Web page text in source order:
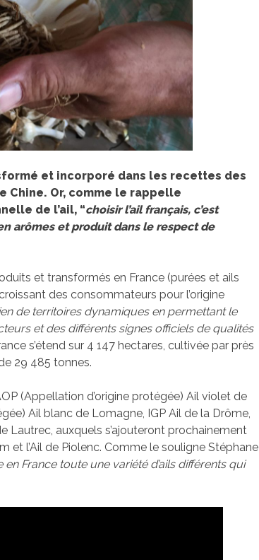
et incorporé dans les recettes des
Or, comme le rappelle
de l’ail, “choisir l’ail français, c’est
arômes et produit dans le respect de
et transformés en France (purées et ails
des consommateurs pour l’origine
de territoires dynamiques en permettant le
et des différents signes officiels de qualités
s’étend sur 4 147 hectares, cultivée par près
29 485 tonnes.
(Appellation d’origine protégée) Ail violet de
Ail blanc de Lomagne, IGP Ail de la Drôme,
Lautrec, auxquels s’ajouteront prochainement
et l’Ail de Piolenc. Comme le souligne Stéphane
en France toute une variété d’ails différents qui